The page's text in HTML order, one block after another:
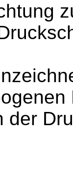
der